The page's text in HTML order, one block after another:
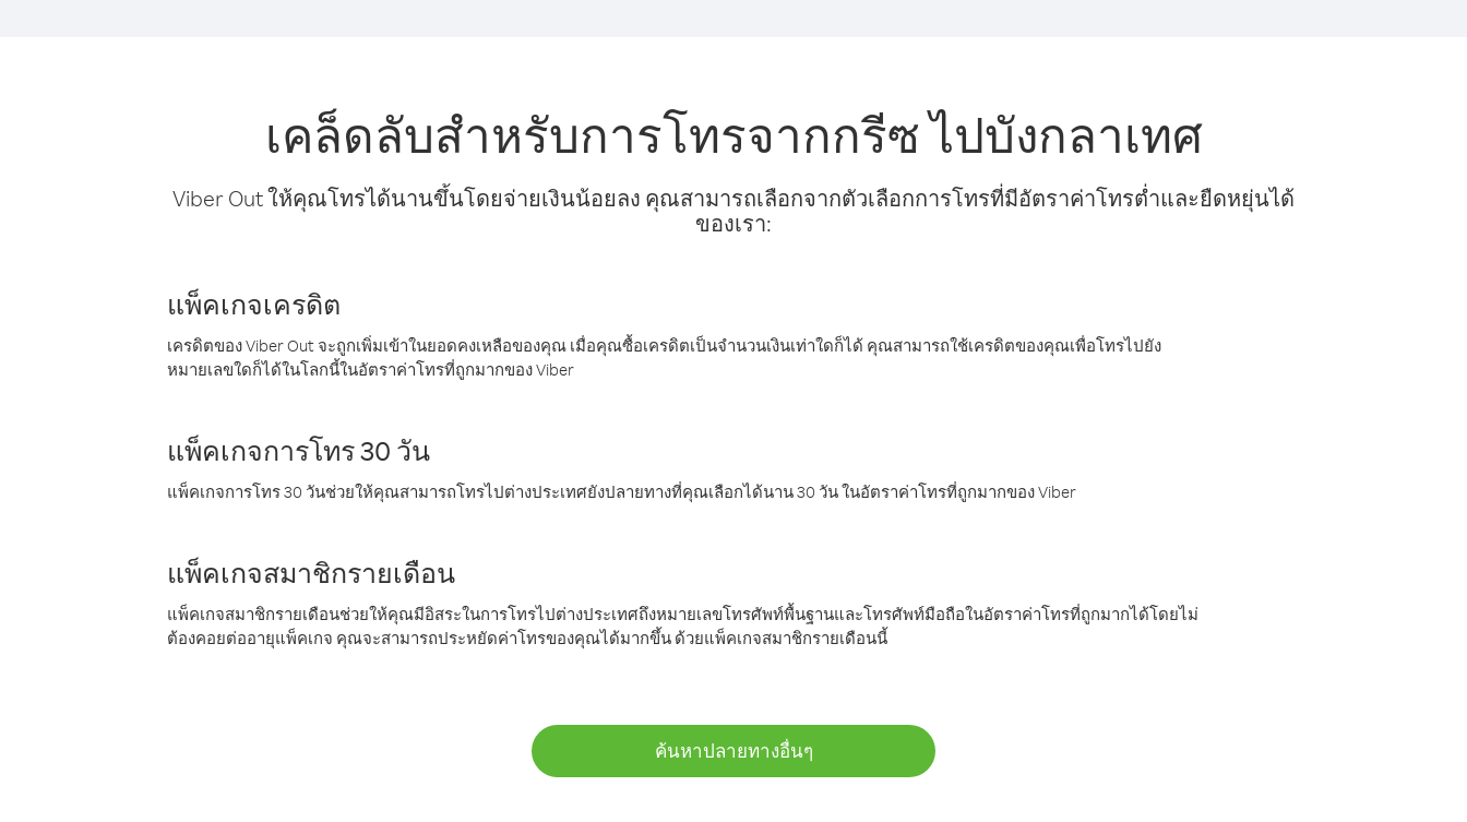
เคล็ดลับสำหรับการโทรจากกรีซ ไปบังกลาเทศ
Viber Out ให้คุณโทรได้นานขึ้นโดยจ่ายเงินน้อยลง คุณสามารถเลือกจากตัวเลือกการโทรที่มีอัตราค่าโทรต่ำและยืดหยุ่นได้
ของเรา:
แพ็คเกจเครดิต
เครดิตของ Viber Out จะถูกเพิ่มเข้าในยอดคงเหลือของคุณ เมื่อคุณซื้อเครดิตเป็นจำนวนเงินเท่าใดก็ได้ คุณสามารถใช้เครดิตของคุณเพื่อโทรไปยัง
หมายเลขใดก็ได้ในโลกนี้ในอัตราค่าโทรที่ถูกมากของ Viber
แพ็คเกจการโทร 30 วัน
แพ็คเกจการโทร 30 วันช่วยให้คุณสามารถโทรไปต่างประเทศยังปลายทางที่คุณเลือกได้นาน 30 วัน ในอัตราค่าโทรที่ถูกมากของ Viber
แพ็คเกจสมาชิกรายเดือน
แพ็คเกจสมาชิกรายเดือนช่วยให้คุณมีอิสระในการโทรไปต่างประเทศถึงหมายเลขโทรศัพท์พื้นฐานและโทรศัพท์มือถือในอัตราค่าโทรที่ถูกมากได้โดยไม่
ต้องคอยต่ออายุแพ็คเกจ คุณจะสามารถประหยัดค่าโทรของคุณได้มากขึ้น ด้วยแพ็คเกจสมาชิกรายเดือนนี้
ค้นหาปลายทางอื่นๆ